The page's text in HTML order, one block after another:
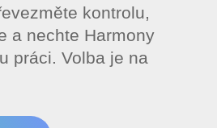
kontrolu,
a nechte Harmony
práci. Volba je na